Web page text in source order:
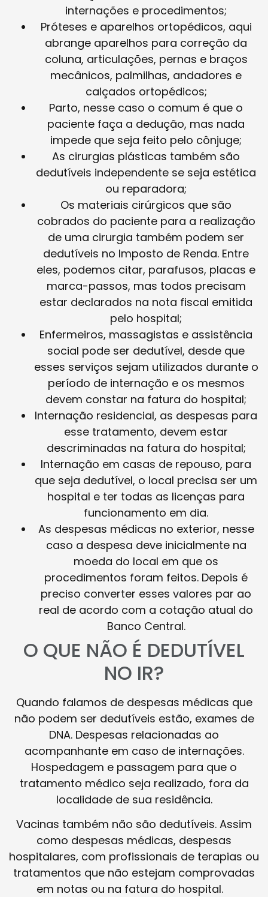
internações e procedimentos;
Próteses e aparelhos ortopédicos, aqui
abrange aparelhos para correção da
coluna, articulações, pernas e braços
mecânicos, palmilhas, andadores e
calçados ortopédicos;
Parto, nesse caso o comum é que o
paciente faça a dedução, mas nada
impede que seja feito pelo cônjuge;
As cirurgias plásticas também são
dedutíveis independente se seja estética
ou reparadora;
Os materiais cirúrgicos que são
cobrados do paciente para a realização
de uma cirurgia também podem ser
dedutíveis no Imposto de Renda. Entre
eles, podemos citar, parafusos, placas e
marca-passos, mas todos precisam
estar declarados na nota fiscal emitida
pelo hospital;
Enfermeiros, massagistas e assistência
social pode ser dedutível, desde que
esses serviços sejam utilizados durante o
período de internação e os mesmos
devem constar na fatura do hospital;
Internação residencial, as despesas para
esse tratamento, devem estar
descriminadas na fatura do hospital;
Internação em casas de repouso, para
que seja dedutível, o local precisa ser um
hospital e ter todas as licenças para
funcionamento em dia.
As despesas médicas no exterior, nesse
caso a despesa deve inicialmente na
moeda do local em que os
procedimentos foram feitos. Depois é
preciso converter esses valores par ao
real de acordo com a cotação atual do
Banco Central.
O QUE NÃO É DEDUTÍVEL
NO IR?
Quando falamos de despesas médicas que
não podem ser dedutíveis estão, exames de
DNA. Despesas relacionadas ao
acompanhante em caso de internações.
Hospedagem e passagem para que o
tratamento médico seja realizado, fora da
localidade de sua residência.
Vacinas também não são dedutíveis. Assim
como despesas médicas, despesas
hospitalares, com profissionais de terapias ou
tratamentos que não estejam comprovadas
em notas ou na fatura do hospital.